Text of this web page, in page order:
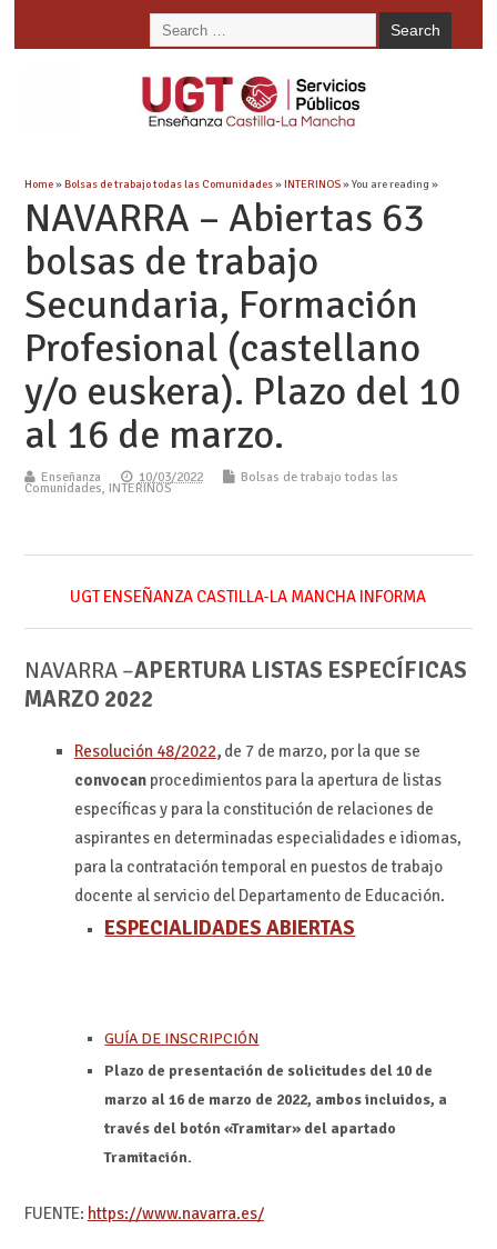
Home»Bolsas de trabajo todas las Comunidades»INTERINOS» You are reading »
NAVARRA – Abiertas 63
bolsas de trabajo
Secundaria, Formación
Profesional (castellano
y/o euskera). Plazo del 10
al 16 de marzo.
Enseñanza 10/03/2022 Bolsas de trabajo todas las
Comunidades, INTERINOS
UGT ENSEÑANZA CASTILLA-LA MANCHA INFORMA
NAVARRA –APERTURA LISTAS ESPECÍFICAS
MARZO 2022
Resolución 48/2022, de 7 de marzo, por la que se
convocan procedimientos para la apertura de listas
específicas y para la constitución de relaciones de
aspirantes en determinadas especialidades e idiomas,
para la contratación temporal en puestos de trabajo
docente al servicio del Departamento de Educación.
ESPECIALIDADES ABIERTAS
GUÍA DE INSCRIPCIÓN
Plazo de presentación de solicitudes del 10 de
marzo al 16 de marzo de 2022, ambos incluidos, a
través del botón «Tramitar» del apartado
Tramitación.
FUENTE: https://www.navarra.es/